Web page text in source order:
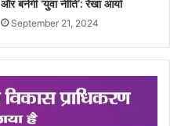
और बनेगी ‘युवा नीति’: रेखा आर्या
September 21, 2024